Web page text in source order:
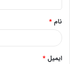
*
نام *
ایمیل *